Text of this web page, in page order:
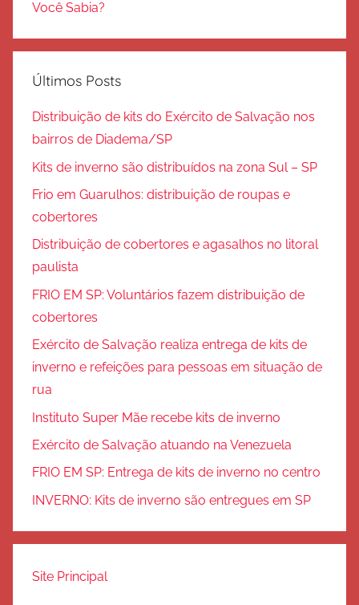
Você Sabia?
Últimos Posts
Distribuição de kits do Exército de Salvação nos
bairros de Diadema/SP
Kits de inverno são distribuídos na zona Sul – SP
Frio em Guarulhos: distribuição de roupas e
cobertores
Distribuição de cobertores e agasalhos no litoral
paulista
FRIO EM SP: Voluntários fazem distribuição de
cobertores
Exército de Salvação realiza entrega de kits de
inverno e refeições para pessoas em situação de
rua
Instituto Super Mãe recebe kits de inverno
Exército de Salvação atuando na Venezuela
FRIO EM SP: Entrega de kits de inverno no centro
INVERNO: Kits de inverno são entregues em SP
Site Principal